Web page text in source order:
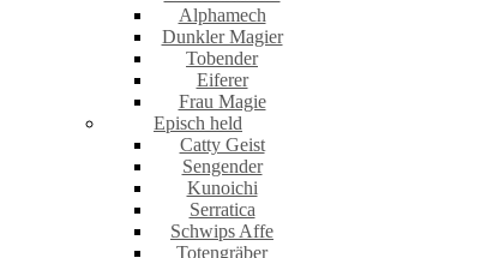
Alphamech
Dunkler Magier
Tobender
Eiferer
Frau Magie
Episch held
Catty Geist
Sengender
Kunoichi
Serratica
Schwips Affe
Totengräber